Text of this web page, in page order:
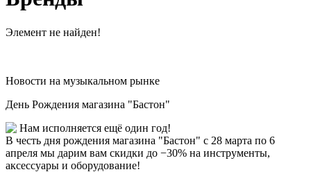
Элемент не найден!
Новости на музыкальном рынке
День Рождения магазина "Бастон"
Нам исполняется ещё один год!
В честь дня рождения магазина "Бастон" с 28 марта по 6
апреля мы дарим вам скидки до −30% на инструменты,
аксессуары и оборудование!